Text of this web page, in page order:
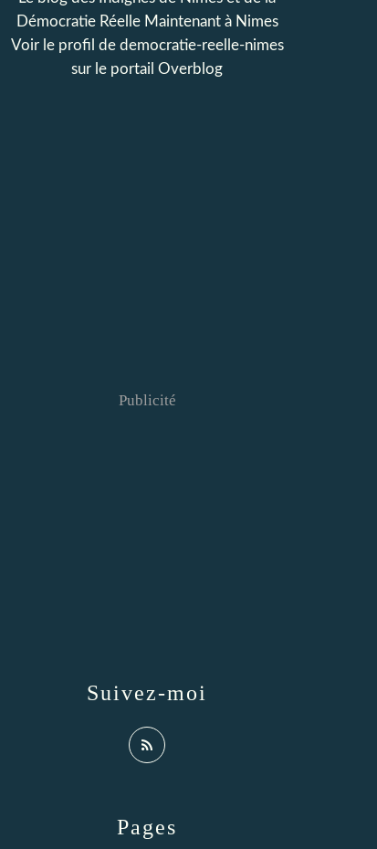
Pages
Démocratie Réelle Maintenant à Nimes
Voir le profil de democratie-reelle-nimes
sur le portail Overblog
Suivez-moi
Publicité